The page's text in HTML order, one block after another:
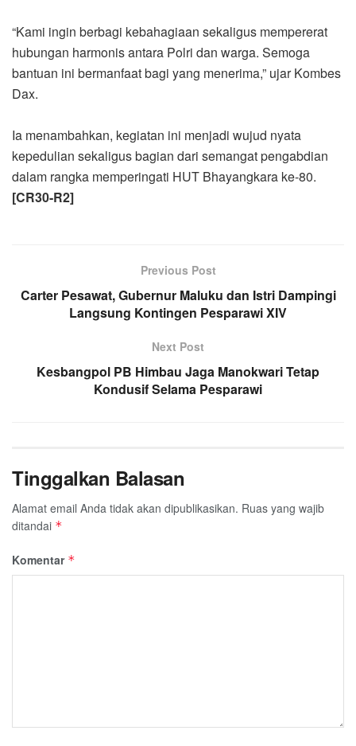
“Kami ingin berbagi kebahagiaan sekaligus mempererat
hubungan harmonis antara Polri dan warga. Semoga
bantuan ini bermanfaat bagi yang menerima,” ujar Kombes
Dax.
Ia menambahkan, kegiatan ini menjadi wujud nyata
kepedulian sekaligus bagian dari semangat pengabdian
dalam rangka memperingati HUT Bhayangkara ke-80.
[CR30-R2]
Previous Post
Carter Pesawat, Gubernur Maluku dan Istri Dampingi
Langsung Kontingen Pesparawi XIV
Next Post
Kesbangpol PB Himbau Jaga Manokwari Tetap
Kondusif Selama Pesparawi
Tinggalkan Balasan
Alamat email Anda tidak akan dipublikasikan. Ruas yang wajib
ditandai *
Komentar *